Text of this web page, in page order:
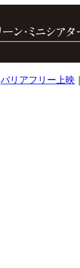
バリアフリー上映